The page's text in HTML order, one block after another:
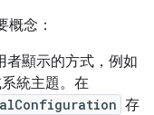
念：
者顯示的方式，例如
統主題。在
存